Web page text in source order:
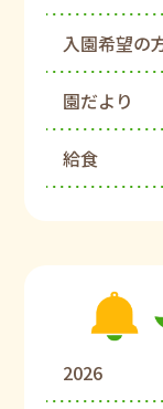
入園希望の
園だより
給食
2026